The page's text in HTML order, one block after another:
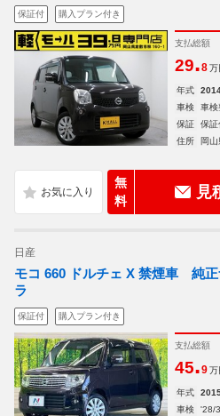
保証付 購入プラン付き
支払総額
29.8 万
年式
車検
車検
保証
保証
住所
岡
無
料
見
日産
モコ 660 ドルチェ X 禁煙車 純
ラ
保証付 購入プラン付き
支払総額
45.9 万
年式
車検
'28/3